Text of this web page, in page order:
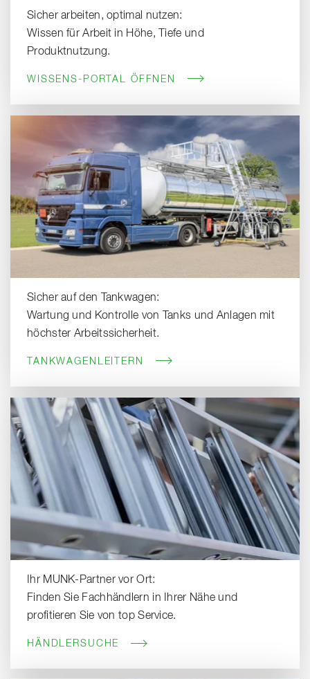
Sicher arbeiten, optimal nutzen:
Wissen für Arbeit in Höhe, Tiefe und
Produktnutzung.
WISSENS-PORTAL ÖFFNEN
Sicher auf den Tankwagen:
Wartung und Kontrolle von Tanks und Anlagen mit
höchster Arbeitssicherheit.
TANKWAGENLEITERN
Ihr MUNK-Partner vor Ort:
Finden Sie Fachhändlern in Ihrer Nähe und
profitieren Sie von top Service.
HÄNDLERSUCHE